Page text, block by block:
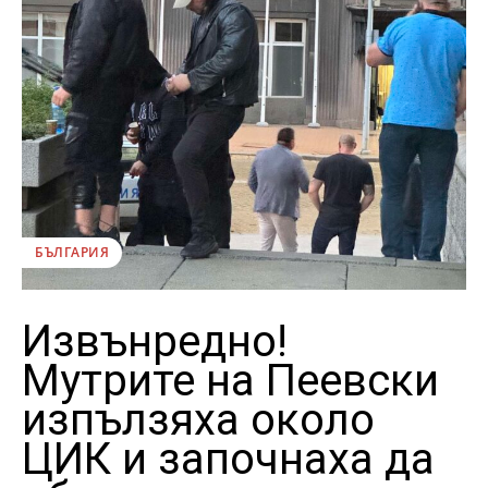
БЪЛГАРИЯ
Извънредно!
Мутрите на Пеевски
изпълзяха около
ЦИК и започнаха да